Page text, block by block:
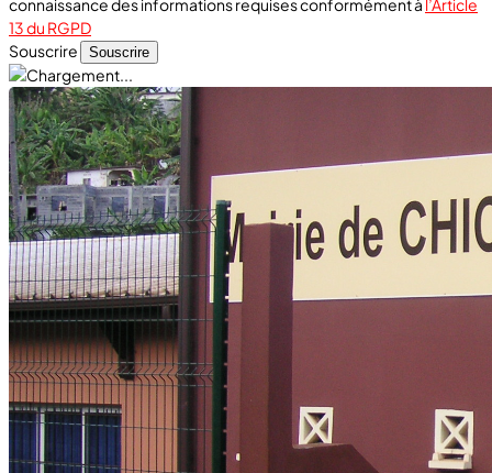
connaissance des informations requises conformément à l’Article
13 du RGPD
Souscrire